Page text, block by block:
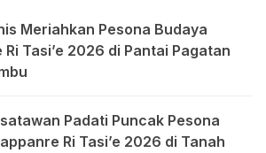
Meriahkan Pesona Budaya
Tasi’e 2026 di Pantai Pagatan
Padati Puncak Pesona
Ri Tasi’e 2026 di Tanah